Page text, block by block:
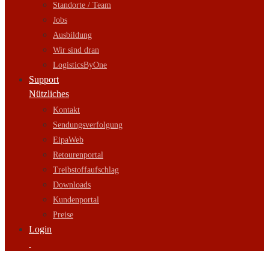
Standorte / Team
Jobs
Ausbildung
Wir sind dran
LogisticsByOne
Support
Nützliches
Kontakt
Sendungsverfolgung
EipaWeb
Retourenportal
Treibstoffaufschlag
Downloads
Kundenportal
Preise
Login